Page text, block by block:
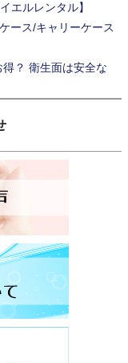
エルレンタル】
ース/キャリーケース
？ 衛生面は安全な